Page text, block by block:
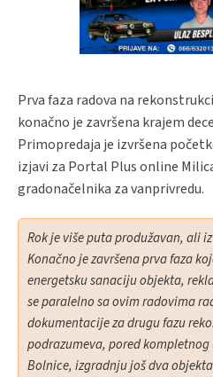
Prva faza radova na
konačno je završena krajem
Primopredaja je izvršena
izjavi za Portal Plus online
gradonačelnika za vanprivredu.
Rok je više puta produžavan, ali
Konačno je završena prva faza
energetsku sanaciju objekta,
se paralelno sa ovim radovima
dokumentacije za drugu fazu
podrazumeva, pored
Bolnice, izgradnju još dva